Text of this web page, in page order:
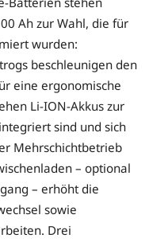
Ah zur Wahl, die für
wurden:
beschleunigen den
eine ergonomische
Li-ION-Akkus zur
sind und sich
Mehrschichtbetrieb
– optional
– erhöht die
sowie
Drei